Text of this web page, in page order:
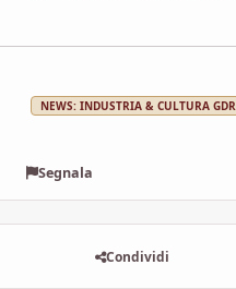
NEWS: INDUSTRIA & CULTURA GDR
Segnala
Condividi